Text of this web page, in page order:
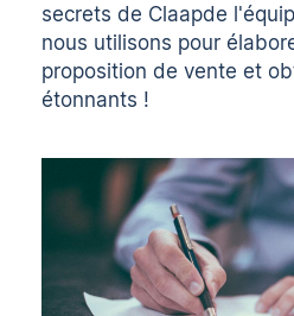
secrets de Claapde
nous utilisons pour
proposition de vente et
étonnants !